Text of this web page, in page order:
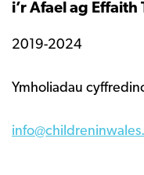
i’r Afael ag
2019-2024
Ymholiadau